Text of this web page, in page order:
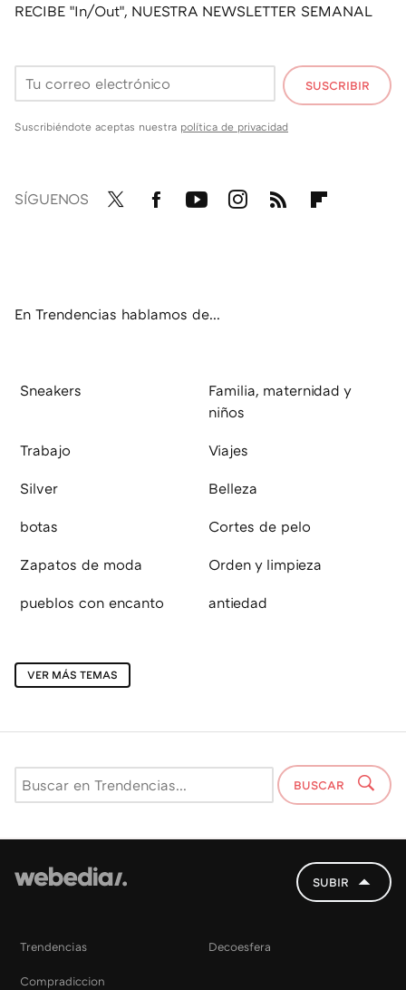
RECIBE "In/Out", NUESTRA NEWSLETTER SEMANAL
SUSCRIBIR
Suscribiéndote aceptas nuestra política de privacidad
SÍGUENOS
En Trendencias hablamos de...
Sneakers
Familia, maternidad y
niños
Trabajo Viajes
Silver Belleza
botas Cortes de pelo
Zapatos de moda Orden y limpieza
pueblos con encanto antiedad
VER MÁS TEMAS
BUSCAR
SUBIR
Trendencias Decoesfera
Compradiccion